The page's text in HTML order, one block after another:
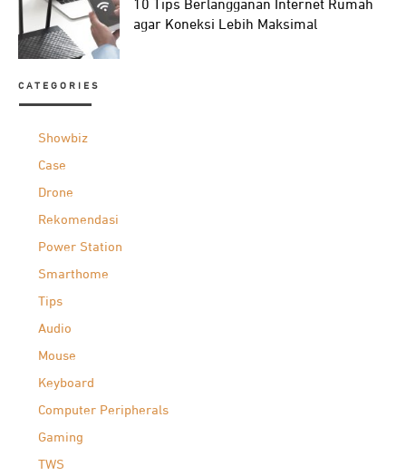
10 Tips Berlangganan Internet Rumah
agar Koneksi Lebih Maksimal
CATEGORIES
Showbiz
Case
Drone
Rekomendasi
Power Station
Smarthome
Tips
Audio
Mouse
Keyboard
Computer Peripherals
Gaming
TWS